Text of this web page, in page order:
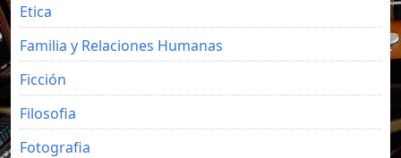
Etica
Familia y Relaciones Humanas
Ficción
Filosofia
Fotografia